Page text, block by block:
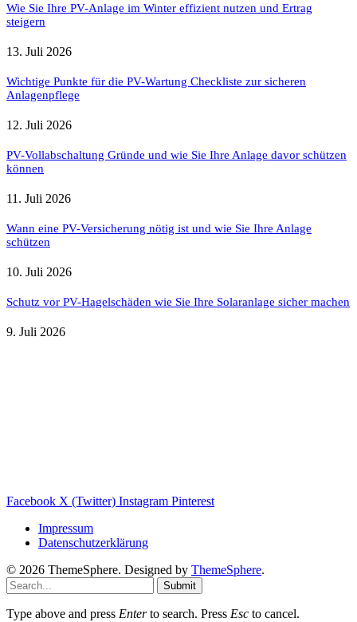
Wie Sie Ihre PV-Anlage im Winter effizient nutzen und Ertrag
steigern
13. Juli 2026
Wichtige Punkte für die PV-Wartung Checkliste zur sicheren
Anlagenpflege
12. Juli 2026
PV-Vollabschaltung Gründe und wie Sie Ihre Anlage davor schützen
können
11. Juli 2026
Wann eine PV-Versicherung nötig ist und wie Sie Ihre Anlage
schützen
10. Juli 2026
Schutz vor PV-Hagelschäden wie Sie Ihre Solaranlage sicher machen
9. Juli 2026
Facebook X (Twitter) Instagram Pinterest
Impressum
Datenschutzerklärung
© 2026 ThemeSphere. Designed by ThemeSphere.
Submit
Type above and press Enterto search. Press Esc to cancel.